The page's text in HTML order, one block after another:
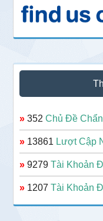
» 352Chủ Đề
» 13861 Lượt Cập
» 9279Tài Khoản
» 1207Tài Khoản